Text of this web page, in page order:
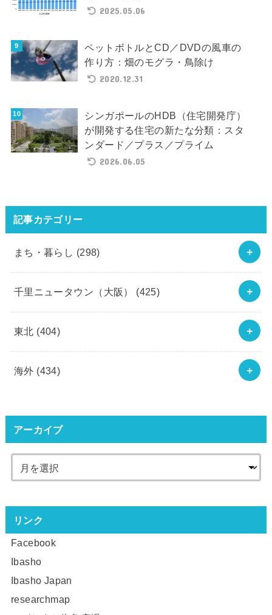
2025.05.06
ペットボトルとCD／DVDの風車の
作り方：畑のモグラ・鳥除け
2020.12.31
シンガポールのHDB（住宅開発庁）
が開発する住宅の新たな分類：スタ
ンダード／プラス／プライム
2026.06.05
記事カテゴリー
まち・暮らし (298)
千里ニュータウン（大阪） (425)
東北 (404)
海外 (434)
アーカイブ
リンク
Facebook
Ibasho
Ibasho Japan
researchmap